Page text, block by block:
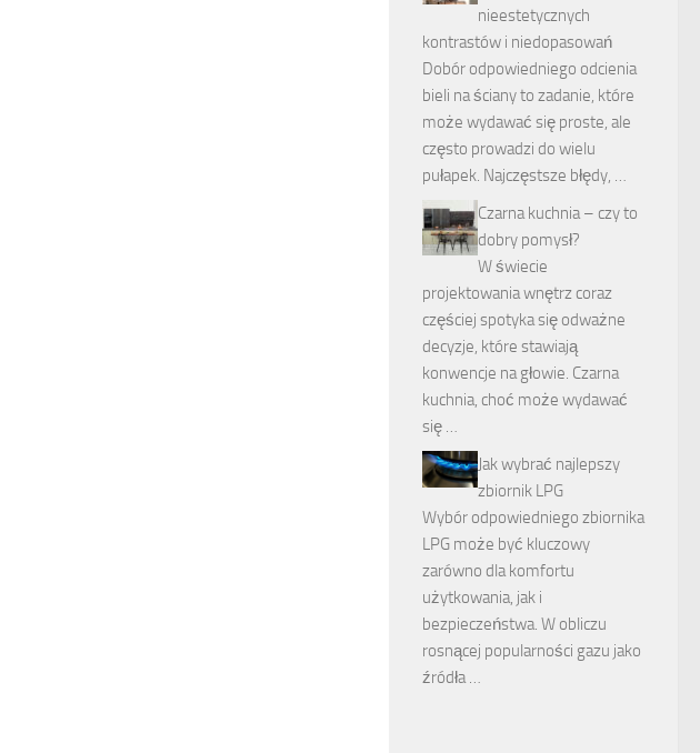
nieestetycznych
kontrastów i niedopasowań
Dobór odpowiedniego odcienia
bieli na ściany to zadanie, które
może wydawać się proste, ale
często prowadzi do wielu
pułapek. Najczęstsze błędy, …
Czarna kuchnia – czy to
dobry pomysł?
W świecie
projektowania wnętrz coraz
częściej spotyka się odważne
decyzje, które stawiają
konwencje na głowie. Czarna
kuchnia, choć może wydawać
się …
Jak wybrać najlepszy
zbiornik LPG
Wybór odpowiedniego zbiornika
LPG może być kluczowy
zarówno dla komfortu
użytkowania, jak i
bezpieczeństwa. W obliczu
rosnącej popularności gazu jako
źródła …